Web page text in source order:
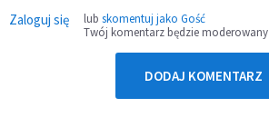
Zaloguj się lub skomentuj jako Gość
Twój komentarz będzie moderowany
DODAJ KOMENTARZ